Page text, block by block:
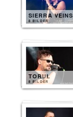
SIERRA VEINS
8 BILDER
TORUL
8 BILDER